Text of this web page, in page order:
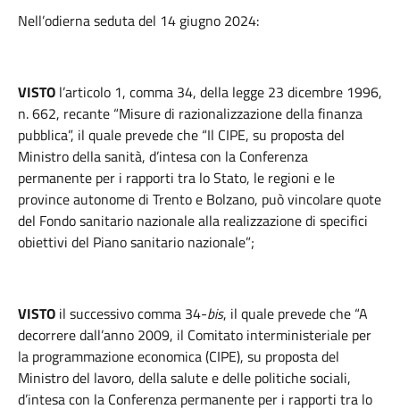
Nell’odierna seduta del 14 giugno 2024:
VISTO l’articolo 1, comma 34, della legge 23 dicembre 1996,
n. 662, recante “Misure di razionalizzazione della finanza
pubblica”, il quale prevede che “Il CIPE, su proposta del
Ministro della sanità, d’intesa con la Conferenza
permanente per i rapporti tra lo Stato, le regioni e le
province autonome di Trento e Bolzano, può vincolare quote
del Fondo sanitario nazionale alla realizzazione di specifici
obiettivi del Piano sanitario nazionale”;
VISTO il successivo comma 34-bis, il quale prevede che “A
decorrere dall’anno 2009, il Comitato interministeriale per
la programmazione economica (CIPE), su proposta del
Ministro del lavoro, della salute e delle politiche sociali,
d’intesa con la Conferenza permanente per i rapporti tra lo